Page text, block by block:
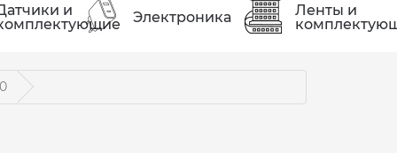
и
Электроника
Ленты и